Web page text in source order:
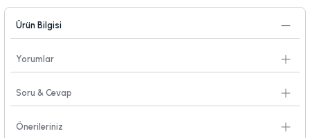
Ürün Bilgisi
Yorumlar
Soru & Cevap
Önerileriniz